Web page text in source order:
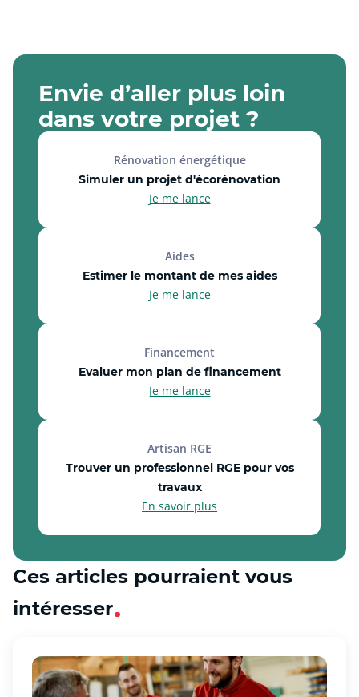
Envie d’aller plus loin
dans votre projet ?
Simuler un projet d'écorénovation
Rénovation énergétique
Je me lance
Estimer le montant de mes aides
Aides
Je me lance
Evaluer mon plan de financement
Financement
Je me lance
Trouver un professionnel RGE pour vos
travaux
Artisan RGE
En savoir plus
Ces articles pourraient vous
intéresser